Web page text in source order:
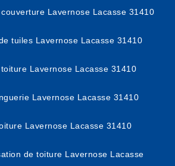
Lavernose Lacasse 31410
tuiles Lavernose Lacasse 31410
Lavernose Lacasse 31410
Lavernose Lacasse 31410
Lavernose Lacasse 31410
de toiture Lavernose Lacasse